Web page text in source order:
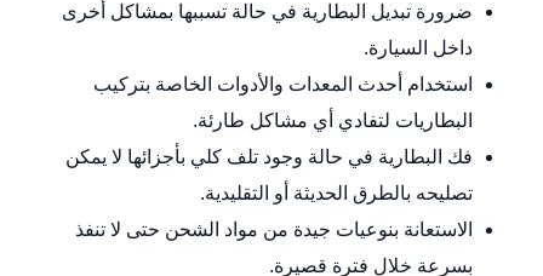
ضرورة تبديل البطارية في حالة تسببها بمشاكل أخرى
داخل السيارة.
استخدام أحدث المعدات والأدوات الخاصة بتركيب
البطاريات لتفادي أي مشاكل طارئة.
فك البطارية في حالة وجود تلف كلي بأجزائها لا يمكن
تصليحه بالطرق الحديثة أو التقليدية.
الاستعانة بنوعيات جيدة من مواد الشحن حتى لا تنفذ
بسرعة خلال فترة قصيرة.